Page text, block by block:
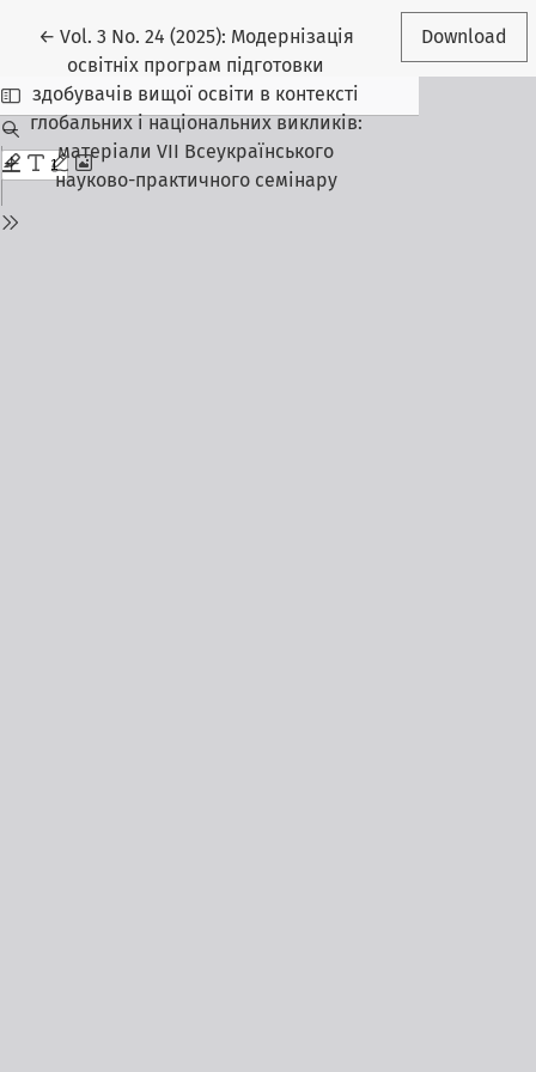
← Return to Article Details
Vol. 3 No. 24 (2025): Модернізація
освітніх програм підготовки
здобувачів вищої освіти в контексті
глобальних і національних викликів:
матеріали VІІ Всеукраїнського
науково-практичного семінару
Download